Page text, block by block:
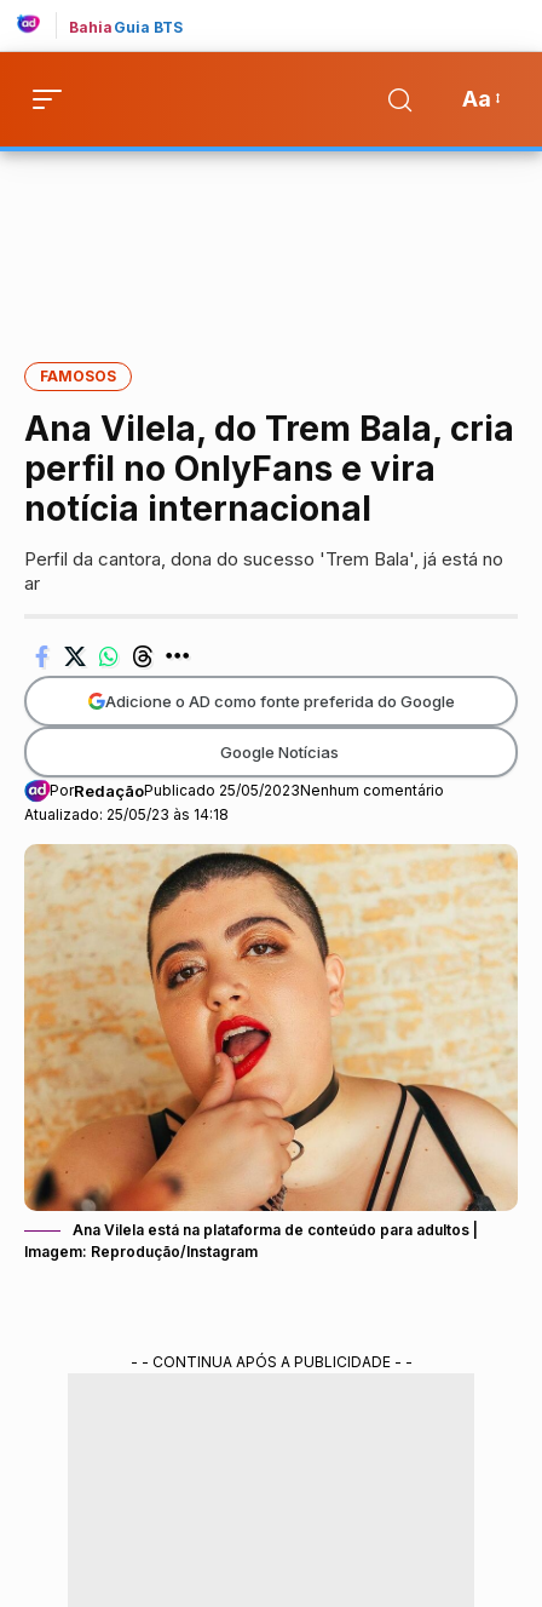
Bahia Guia BTS
Aa
FAMOSOS
Ana Vilela, do Trem Bala, cria
perfil no OnlyFans e vira
notícia internacional
Perfil da cantora, dona do sucesso 'Trem Bala', já está no
ar
Atualizado: 25/05/23 às 14:18
PorRedaçãoPublicado 25/05/2023Nenhum comentário
Adicione o AD como fonte preferida do Google
Google Notícias
Ana Vilela está na plataforma de conteúdo para adultos |
Imagem: Reprodução/Instagram
- - CONTINUA APÓS A PUBLICIDADE - -